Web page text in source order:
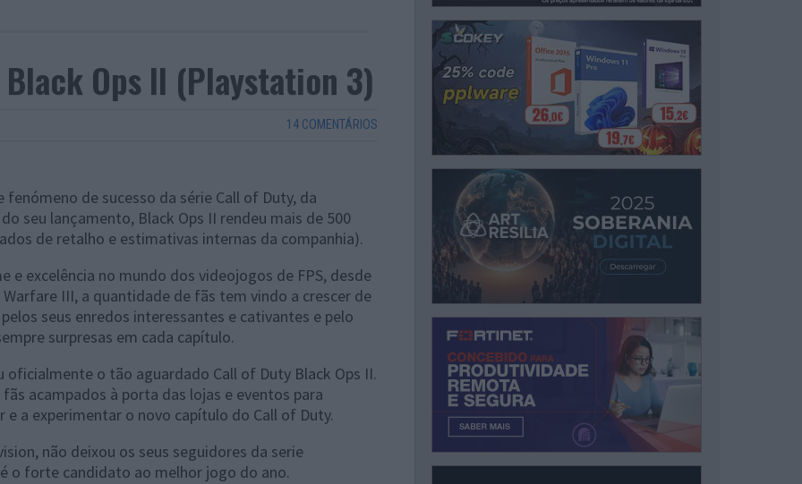
Ops II (Playstation 3)
14 COMENTÁRIOS
de sucesso da série Call of Duty, da
seu lançamento, Black Ops II rendeu mais de 500
de retalho e estimativas internas da companhia).
excelência no mundo dos videojogos de FPS, desde
III, a quantidade de fãs tem vindo a crescer de
seus enredos interessantes e cativantes e pelo
surpresas em cada capítulo.
oficialmente o tão aguardado Call of Duty Black Ops II.
acampados à porta das lojas e eventos para
a experimentar o novo capítulo do Call of Duty.
não deixou os seus seguidores da serie
o forte candidato ao melhor jogo do ano.